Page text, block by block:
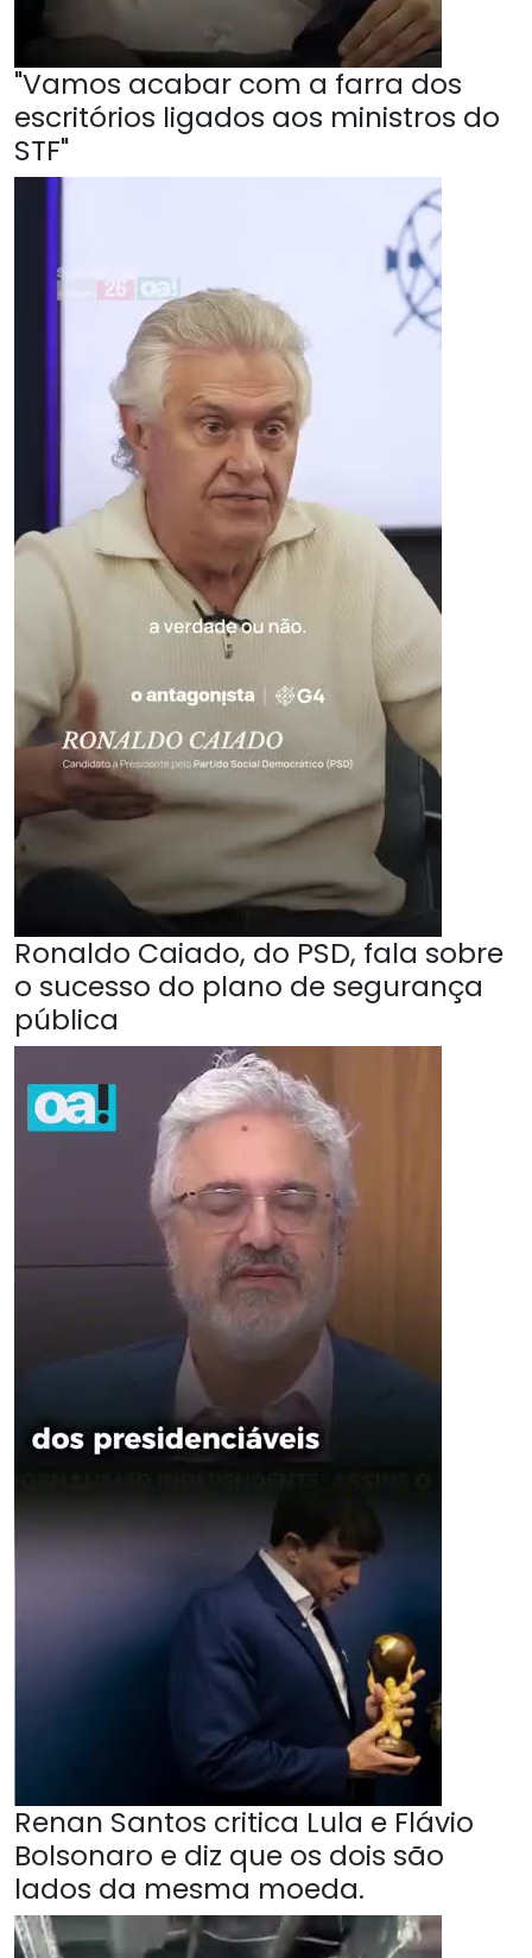
"Vamos acabar com a farra dos
escritórios ligados aos ministros do
STF"
Ronaldo Caiado, do PSD, fala sobre
o sucesso do plano de segurança
pública
Renan Santos critica Lula e Flávio
Bolsonaro e diz que os dois são
lados da mesma moeda.